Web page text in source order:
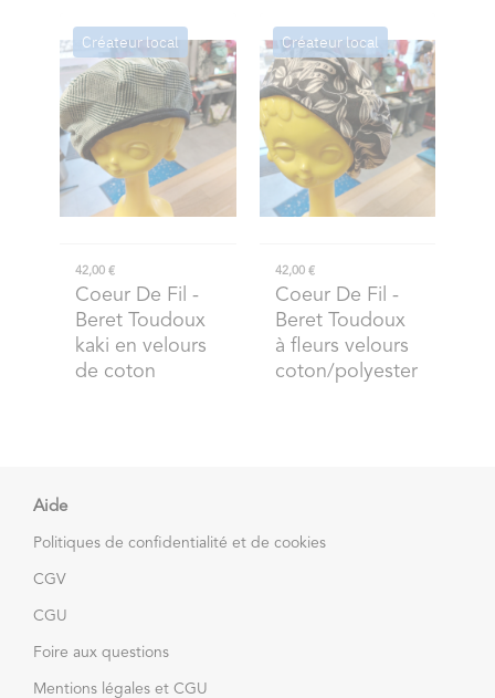
Créateur local
42,00 €
Coeur De Fil -
Beret Toudoux
kaki en velours
de coton
Créateur local
42,00 €
Coeur De Fil -
Beret Toudoux
à fleurs velours
coton/polyester
Aide
Politiques de confidentialité et de cookies
CGV
CGU
Foire aux questions
Mentions légales et CGU